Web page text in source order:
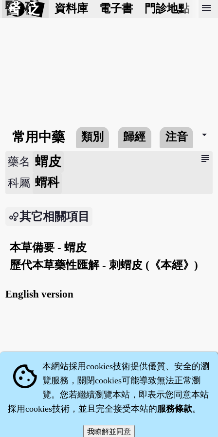
醫 砭 資料庫 電子書 門診地點 預
menu
常用中藥 類別 歸經 注音 arrow_drop_down
subject
藥名 蝟皮
科屬 蝟科
其它相關項目
本草備要 - 蝟皮
歷代本草藥性匯解 - 刺蝟皮 (《本經》)
English version
‧沈藥子©2008～2026
cookie 本網站採用cookies技術提供優質、安全的瀏
覽服務，關閉cookies可能導致無法正常瀏
覽。您若繼續瀏覽本站，即表示您同意本站
採用cookies技術，並且完全接受本站的服務條款。